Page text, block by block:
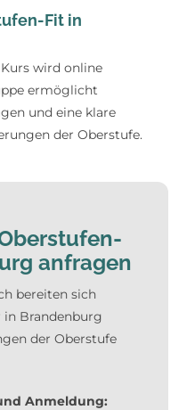
Fit in
wird online
ermöglicht
und eine klare
der Oberstufe.
anfragen
bereiten sich
in Brandenburg
der Oberstufe
Anmeldung: